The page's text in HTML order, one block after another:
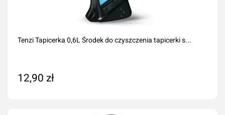
Tenzi Tapicerka 0,6L Środek do czyszczenia tapicerki s...
12,90 zł